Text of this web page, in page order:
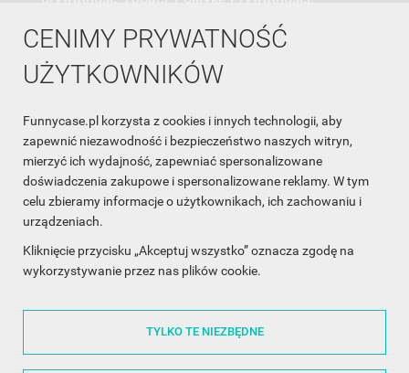
CENIMY PRYWATNOŚĆ
UŻYTKOWNIKÓW
Funnycase.pl korzysta z cookies i innych technologii, aby
zapewnić niezawodność i bezpieczeństwo naszych witryn,
mierzyć ich wydajność, zapewniać spersonalizowane
doświadczenia zakupowe i spersonalizowane reklamy. W tym
celu zbieramy informacje o użytkownikach, ich zachowaniu i
urządzeniach.
Kliknięcie przycisku „Akceptuj wszystko” oznacza zgodę na
wykorzystywanie przez nas plików cookie.
TYLKO TE NIEZBĘDNE
INFORMACJA O SKLEPIE
INFORMACJE
OBSŁUGA KLIENTA
WSPÓŁPRACA
ŚLEDŹ NAS NA FACEBOOKU
Made with❤in Poland